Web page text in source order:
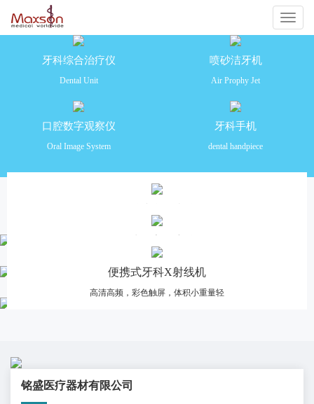
切
牙科综合治疗仪
Dental Unit
喷砂洁牙机
Air Prophy Jet
口腔数字观察仪
Oral Image System
牙科手机
dental handpiece
产品推荐
便携式牙科X射线机
高清高频，彩色触屏，体积小重量轻
铭盛医疗器材有限公司